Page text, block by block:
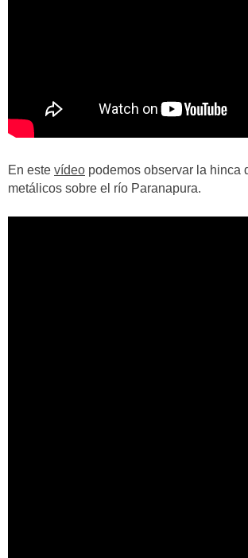
En este vídeo podemos observar la hinca
metálicos sobre el río Paranapura.